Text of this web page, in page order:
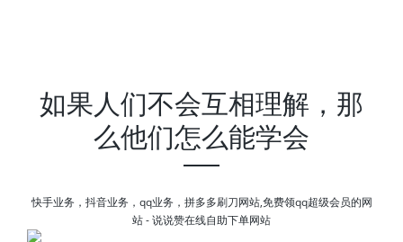
如果人们不会互相理解，那
么他们怎么能学会
快手业务，抖音业务，qq业务，拼多多刷刀网站,免费领qq超级会员的网
站 - 说说赞在线自助下单网站